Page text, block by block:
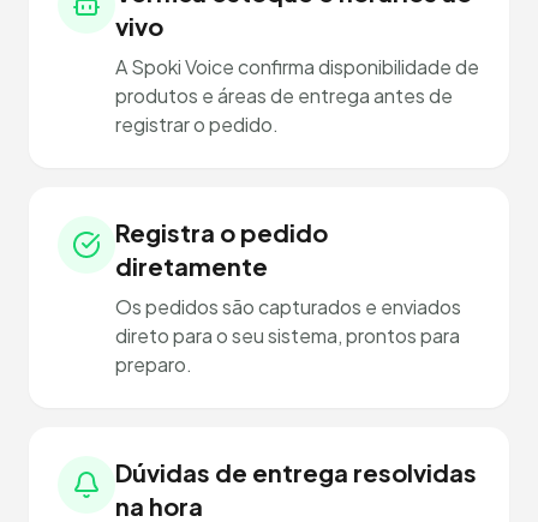
vivo
A Spoki Voice confirma disponibilidade de
produtos e áreas de entrega antes de
registrar o pedido.
Registra o pedido
diretamente
Os pedidos são capturados e enviados
direto para o seu sistema, prontos para
preparo.
Dúvidas de entrega resolvidas
na hora